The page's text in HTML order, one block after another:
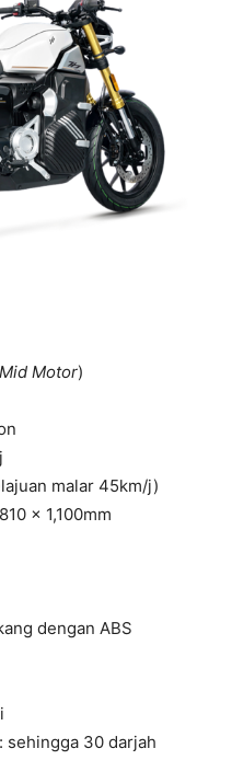
Mid Motor)
malar 45km/j)
× 1,100mm
dengan ABS
sehingga 30 darjah